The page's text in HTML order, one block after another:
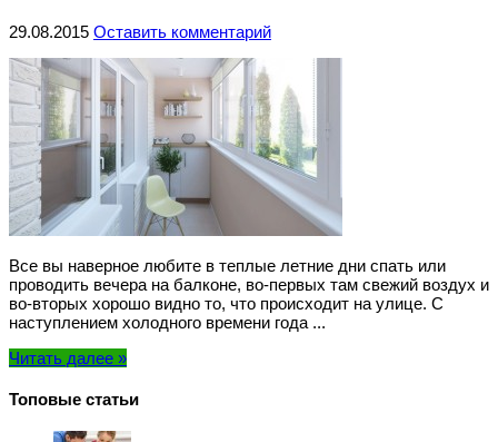
29.08.2015 Оставить комментарий
Все вы наверное любите в теплые летние дни спать или
проводить вечера на балконе, во-первых там свежий воздух и
во-вторых хорошо видно то, что происходит на улице. С
наступлением холодного времени года ...
Читать далее »
Топовые статьи